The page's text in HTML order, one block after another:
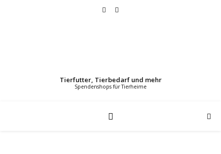
Tierfutter, Tierbedarf und mehr